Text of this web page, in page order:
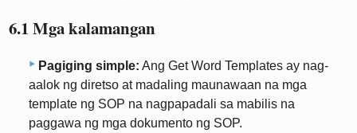
6.1 Mga kalamangan
Pagiging simple: Ang Get Word Templates ay nag-
aalok ng diretso at madaling maunawaan na mga
template ng SOP na nagpapadali sa mabilis na
paggawa ng mga dokumento ng SOP.